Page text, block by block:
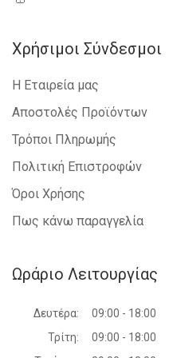
Χρήσιμοι Σύνδεσμοι
Η Εταιρεία μας
Αποστολές Προϊόντων
Τρόποι Πληρωμής
Πολιτική Επιστροφών
Όροι Χρήσης
Πως κάνω παραγγελία
Ωράριο Λειτουργίας
Δευτέρα:
09:00 - 18:00
Τρίτη:
09:00 - 18:00